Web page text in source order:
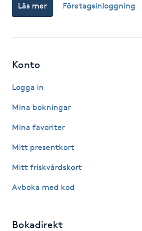
Personal shopper
Piercing
Pigmentbehandling
Plastikkirurgi
Läs mer Företagsinloggning
Konto
Logga in
Mina bokningar
Mina favoriter
Mitt presentkort
Mitt friskvårdskort
Avboka med kod
Bokadirekt